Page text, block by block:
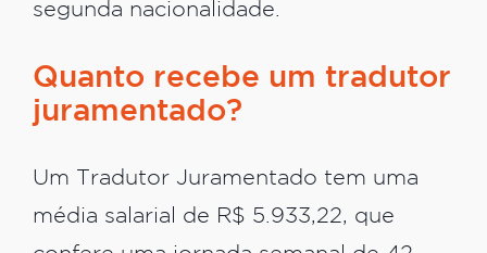
segunda nacionalidade.
Quanto recebe um tradutor
juramentado?
Um Tradutor Juramentado tem uma
média salarial de R$ 5.933,22, que